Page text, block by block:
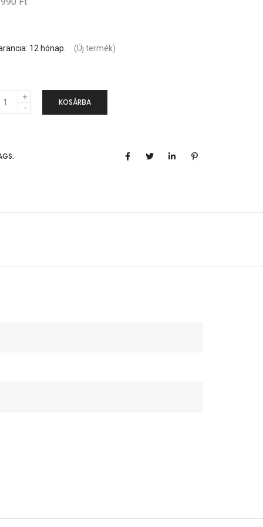
12 hónap. (Új termék)
KOSÁRBA